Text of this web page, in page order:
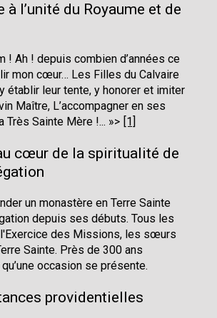
l’unité du Royaume et de
! Ah ! depuis combien d’années ce
mon cœur… Les Filles du Calvaire
établir leur tente, y honorer et imiter
Maître, L’accompagner en ses
Très Sainte Mère !... »
[1]
cœur de la spiritualité de
un monastère en Terre Sainte
depuis ses débuts. Tous les
des Missions, les sœurs
Sainte. Près de 300 ans
occasion se présente.
providentielles